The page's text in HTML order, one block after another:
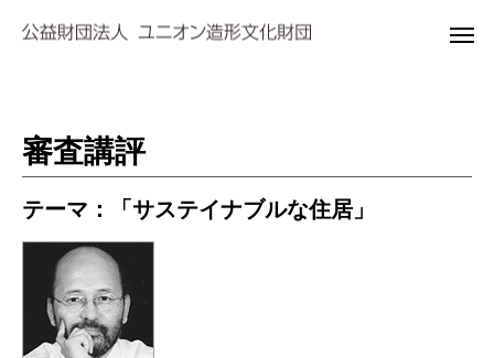
審査講評
テーマ：「サステイナブルな住居」